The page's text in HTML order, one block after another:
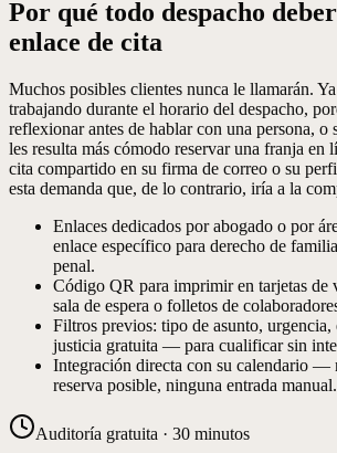
Por qué todo despacho
enlace de cita
Muchos posibles clientes nunca le llamarán.
trabajando durante el horario del despacho,
reflexionar antes de hablar con una persona, o
les resulta más cómodo reservar una franja en
cita compartido en su firma de correo o su
esta demanda que, de lo contrario, iría a la
Enlaces dedicados por abogado o por
enlace específico para derecho de
penal.
Código QR para imprimir en tarjetas de
sala de espera o folletos de
Filtros previos: tipo de asunto, urgencia,
justicia gratuita — para cualificar sin
Integración directa con su calendario —
reserva posible, ninguna entrada manual.
Auditoría gratuita · 30 minutos